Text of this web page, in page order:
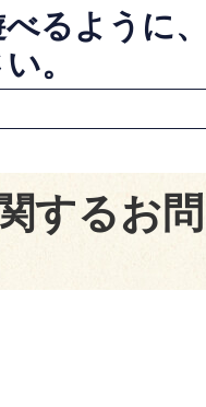
るように
。
するお